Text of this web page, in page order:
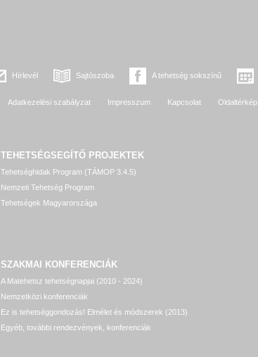
Hírlevél Sajtószoba A tehetség sokszínű
Adatkezelési szabályzat Impresszum Kapcsolat Oldaltérkép
TEHETSÉGSEGÍTŐ PROJEKTEK
Tehetséghidak Program (TÁMOP 3.4.5)
Nemzeti Tehetség Program
Tehetségek Magyarországa
SZAKMAI KONFERENCIÁK
A Matehetsz tehetségnapjai (2010 - 2024)
Nemzetközi konferenciák
Ez is tehetséggondozás! Elmélet és módszerek (2013)
Egyéb, további rendezvények, konferenciák